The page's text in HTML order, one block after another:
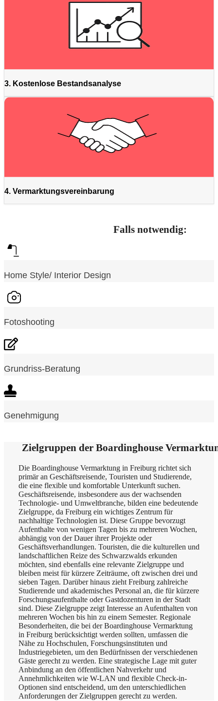
3. Kostenlose Bestandsanalyse
4. Vermarktungsvereinbarung
Falls notwendig:
Home Style/ Interior Design
Fotoshooting
Grundriss-Beratung
Genehmigung
Zielgruppen der Boardinghouse
Die Boardinghouse Vermarktung in Freiburg richtet sich
primär an Geschäftsreisende, Touristen und Studierende,
die eine flexible und komfortable Unterkunft suchen.
Geschäftsreisende, insbesondere aus der wachsenden
Technologie- und Umweltbranche, bilden eine bedeutende
Zielgruppe, da Freiburg ein wichtiges Zentrum für
nachhaltige Technologien ist. Diese Gruppe bevorzugt
Aufenthalte von wenigen Tagen bis zu mehreren Wochen,
abhängig von der Dauer ihrer Projekte oder
Geschäftsverhandlungen. Touristen, die die kulturellen und
landschaftlichen Reize des Schwarzwalds erkunden
möchten, sind ebenfalls eine relevante Zielgruppe und
bleiben meist für kürzere Zeiträume, oft zwischen drei und
sieben Tagen. Darüber hinaus zieht Freiburg zahlreiche
Studierende und akademisches Personal an, die für kürzere
Forschungsaufenthalte oder Gastdozenturen in der Stadt
sind. Diese Zielgruppe zeigt Interesse an Aufenthalten von
mehreren Wochen bis hin zu einem Semester. Regionale
Besonderheiten, die bei der Boardinghouse Vermarktung
in Freiburg berücksichtigt werden sollten, umfassen die
Nähe zu Hochschulen, Forschungsinstituten und
Industriegebieten, um den Bedürfnissen der verschiedenen
Gäste gerecht zu werden. Eine strategische Lage mit guter
Anbindung an den öffentlichen Nahverkehr und
Annehmlichkeiten wie W-LAN und flexible Check-in-
Optionen sind entscheidend, um den unterschiedlichen
Anforderungen der Zielgruppen gerecht zu werden.